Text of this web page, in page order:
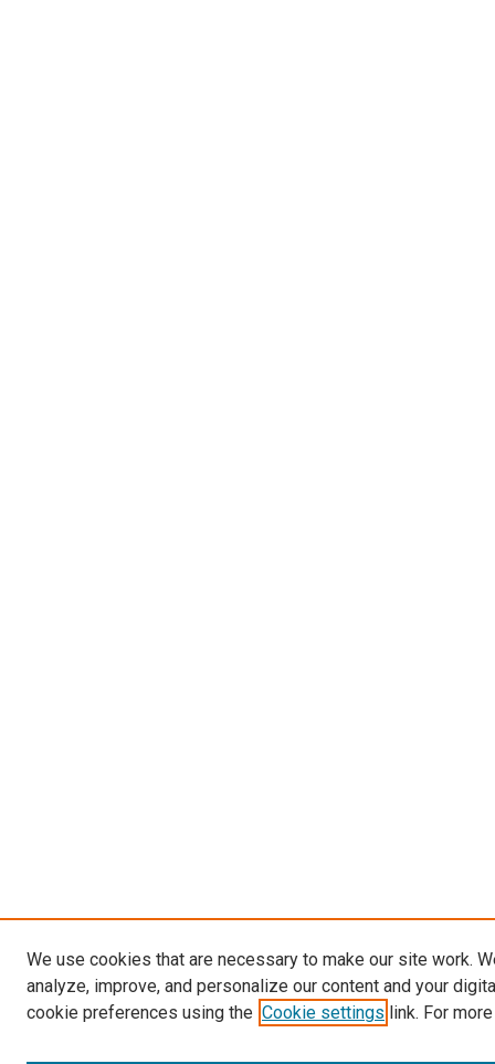
We use cookies that are necessary to make our site work.
analyze, improve, and personalize our content and your
cookie preferences using the Cookie settings link. For